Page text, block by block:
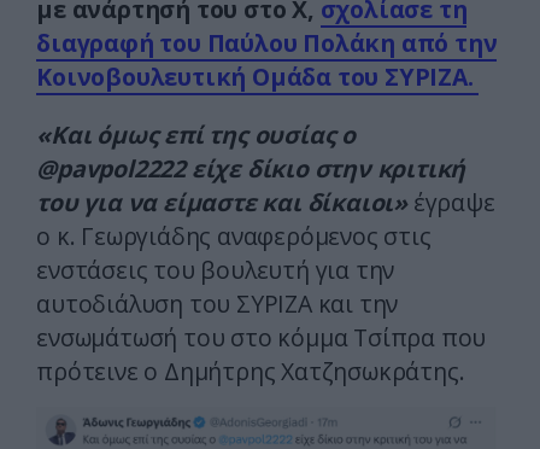
με ανάρτησή του στο Χ, σχολίασε τη
διαγραφή του Παύλου Πολάκη από την
Κοινοβουλευτική Ομάδα του ΣΥΡΙΖΑ.
«Και όμως επί της ουσίας ο
@pavpol2222 είχε δίκιο στην κριτική
του για να είμαστε και δίκαιοι»έγραψε
ο κ. Γεωργιάδης αναφερόμενος στις
ενστάσεις του βουλευτή για την
αυτοδιάλυση του ΣΥΡΙΖΑ και την
ενσωμάτωσή του στο κόμμα Τσίπρα που
πρότεινε ο Δημήτρης Χατζησωκράτης.